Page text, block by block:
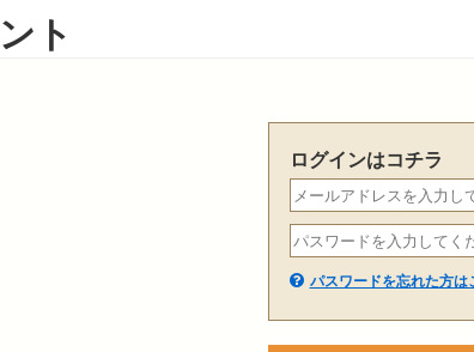
ト
ログインはコチラ
パスワードを忘れた方は